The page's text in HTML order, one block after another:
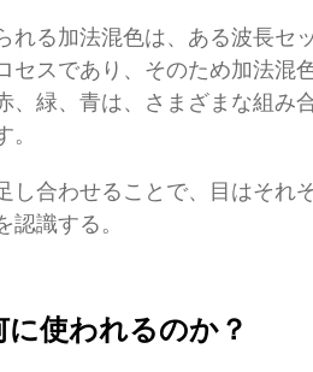
れる加法混色は、ある波長セ
セスであり、そのため加法混
、緑、青は、さまざまな組み
し合わせることで、目はそれ
識する。
使われるのか？